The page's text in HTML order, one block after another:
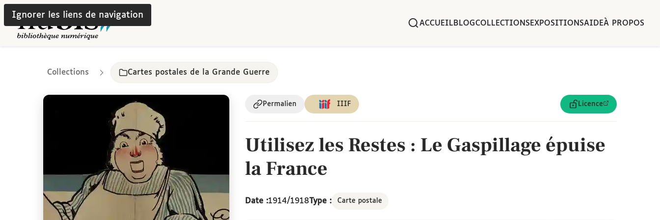
Ignorer les liens de navigation
ACCUEIL BLOGCOLLECTIONSEXPOSITIONSAIDEÀ PROPOS
Collections Cartes postales de la Grande Guerre
Permalien IIIF Licence
Utilisez les Restes : Le Gaspillage épuise
la France
Date :1914/1918Type : Carte postale